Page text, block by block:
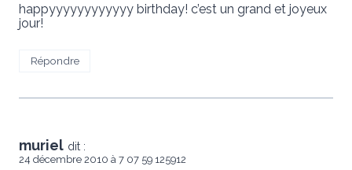
happyyyyyyyyyyyy birthday! c’est un grand et joyeux
jour!
Répondre
muriel dit :
24 décembre 2010 à 7 07 59 125912